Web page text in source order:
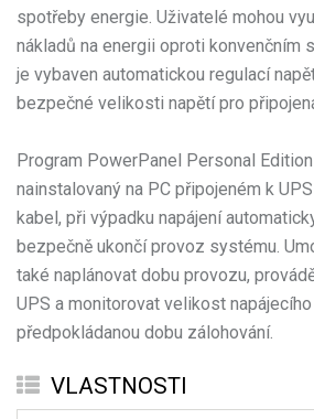
spotřeby energie. Uživatelé mohou
nákladů na energii oproti konvenčním
je vybaven automatickou regulací
bezpečné velikosti napětí pro
Program PowerPanel Personal
nainstalovaný na PC připojeném k
kabel, při výpadku napájení
bezpečně ukončí provoz systému.
také naplánovat dobu provozu,
UPS a monitorovat velikost
předpokládanou dobu zálohování.
VLASTNOSTI